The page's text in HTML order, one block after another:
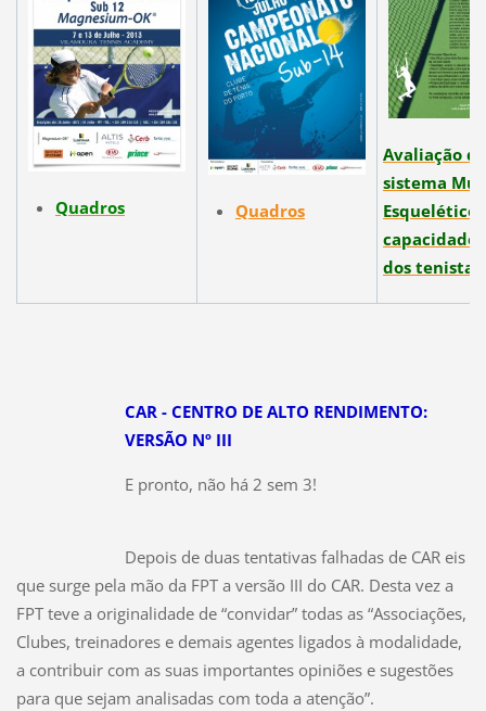
Quadros Quadros
Avaliação do
sistema
Esquelético
dos tenistas
CAR - CENTRO DE ALTO RENDIMENTO:
VERSÃO Nº III
E pronto, não há 2 sem 3!
Depois de duas tentativas falhadas de CAR eis
que surge pela mão da FPT a versão III do CAR. Desta vez a
FPT teve a originalidade de “convidar” todas as “Associações,
Clubes, treinadores e demais agentes ligados à modalidade,
a contribuir com as suas importantes opiniões e sugestões
para que sejam analisadas com toda a atenção”.